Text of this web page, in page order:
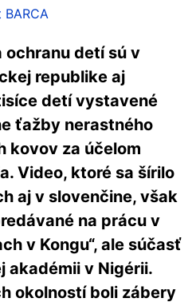
BARCA
ochranu detí sú v
republike aj
detí vystavené
ťažby nerastného
kovov za účelom
Video, ktoré sa šírilo
aj v slovenčine, však
na prácu v
v Kongu“, ale súčasť
akadémii v Nigérii.
okolností boli zábery